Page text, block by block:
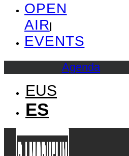
OPEN
AIR
EVENTS
Agenda
EUS
ES